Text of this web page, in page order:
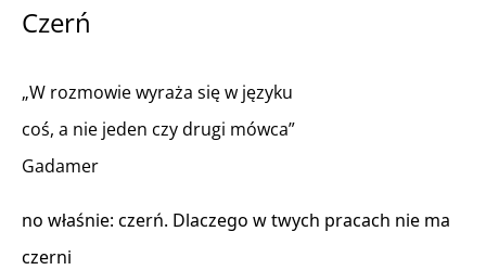
Czerń
„W rozmowie wyraża się w języku
coś, a nie jeden czy drugi mówca”
Gadamer
no właśnie: czerń. Dlaczego w twych pracach nie ma
czerni